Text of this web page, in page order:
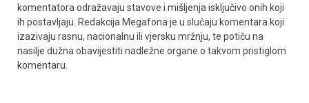
komentatora odražavaju stavove i mišljenja isključivo onih koji
ih postavljaju. Redakcija Megafona je u slučaju komentara koji
izazivaju rasnu, nacionalnu ili vjersku mržnju, te potiču na
nasilje dužna obavijestiti nadležne organe o takvom pristiglom
komentaru.